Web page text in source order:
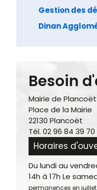
Gestion des
Dinan
Besoin
Mairie de Plancoët
Place de la Mairie
22130 Plancoët
Tél. 02 96 84 39 70
Horaires
Du lundi au
14h à 17h Le
permanences en